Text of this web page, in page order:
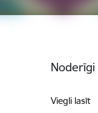
Noderīgi
Viegli lasīt